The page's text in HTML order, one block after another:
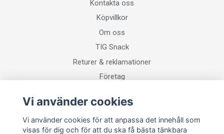
Kontakta oss
Köpvillkor
Om oss
TIG Snack
Returer & reklamationer
Företag
Vi använder cookies
Vi använder cookies för att anpassa det innehåll som
visas för dig och för att du ska få bästa tänkbara